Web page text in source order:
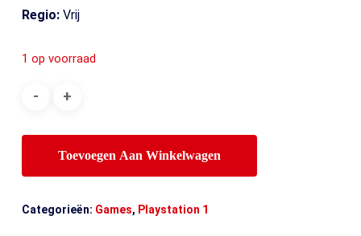
Regio:Vrij
1 op voorraad
Toevoegen Aan Winkelwagen
Categorieën: Games, Playstation 1